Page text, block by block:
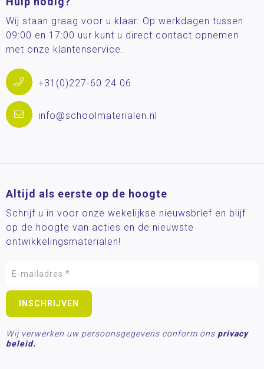
Wij staan graag voor u klaar. Op werkdagen tussen
09:00 en 17:00 uur kunt u direct contact opnemen
met onze klantenservice.
+31(0)227-60 24 06
info@schoolmaterialen.nl
Altijd als eerste op de hoogte
Schrijf u in voor onze wekelijkse nieuwsbrief en blijf
op de hoogte van acties en de nieuwste
ontwikkelingsmaterialen!
Wij verwerken uw persoonsgegevens conform ons privacy
beleid.